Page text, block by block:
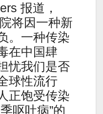
报道，
将因一种新
。一种传染
在中国肆
忧我们是否
球性流行
正饱受传染
呕吐病”的